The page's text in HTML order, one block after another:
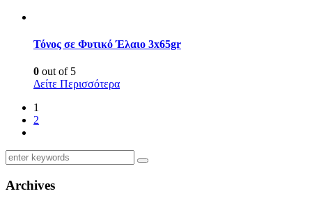
Τόνος σε Φυτικό Έλαιο 3x65gr
0 out of 5
Δείτε Περισσότερα
1
2
Archives